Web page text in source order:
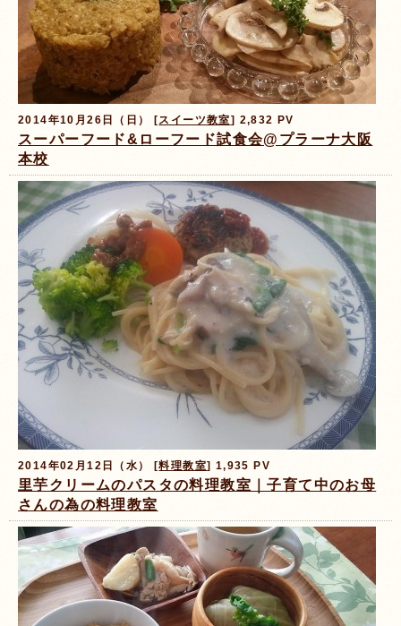
2014年10月26日（日） [スイーツ教室] 2,832 PV
スーパーフード&ローフード試食会@プラーナ大阪
本校
2014年02月12日（水） [料理教室] 1,935 PV
里芋クリームのパスタの料理教室｜子育て中のお母
さんの為の料理教室